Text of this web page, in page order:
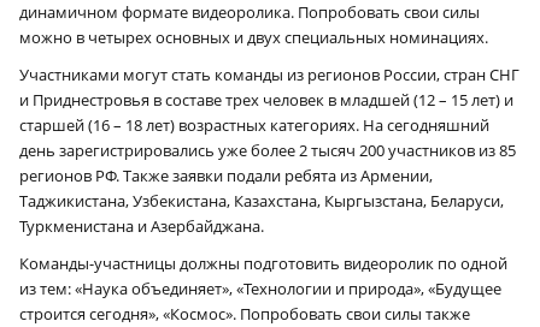
динамичном формате видеоролика. Попробовать свои силы
можно в четырех основных и двух специальных номинациях.
Участниками могут стать команды из регионов России, стран СНГ
и Приднестровья в составе трех человек в младшей (12 – 15 лет) и
старшей (16 – 18 лет) возрастных категориях. На сегодняшний
день зарегистрировались уже более 2 тысяч 200 участников из 85
регионов РФ. Также заявки подали ребята из Армении,
Таджикистана, Узбекистана, Казахстана, Кыргызстана, Беларуси,
Туркменистана и Азербайджана.
Команды-участницы должны подготовить видеоролик по одной
из тем: «Наука объединяет», «Технологии и природа», «Будущее
строится сегодня», «Космос». Попробовать свои силы также